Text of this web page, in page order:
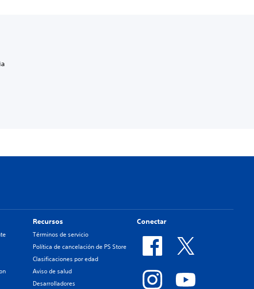
Recursos
Términos de servicio
Política de cancelación de PS Store
Clasificaciones por edad
Aviso de salud
Desarrolladores
Conectar